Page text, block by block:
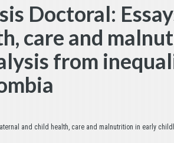
Doctoral:
care and
from
and child health, care and malnutrition in early